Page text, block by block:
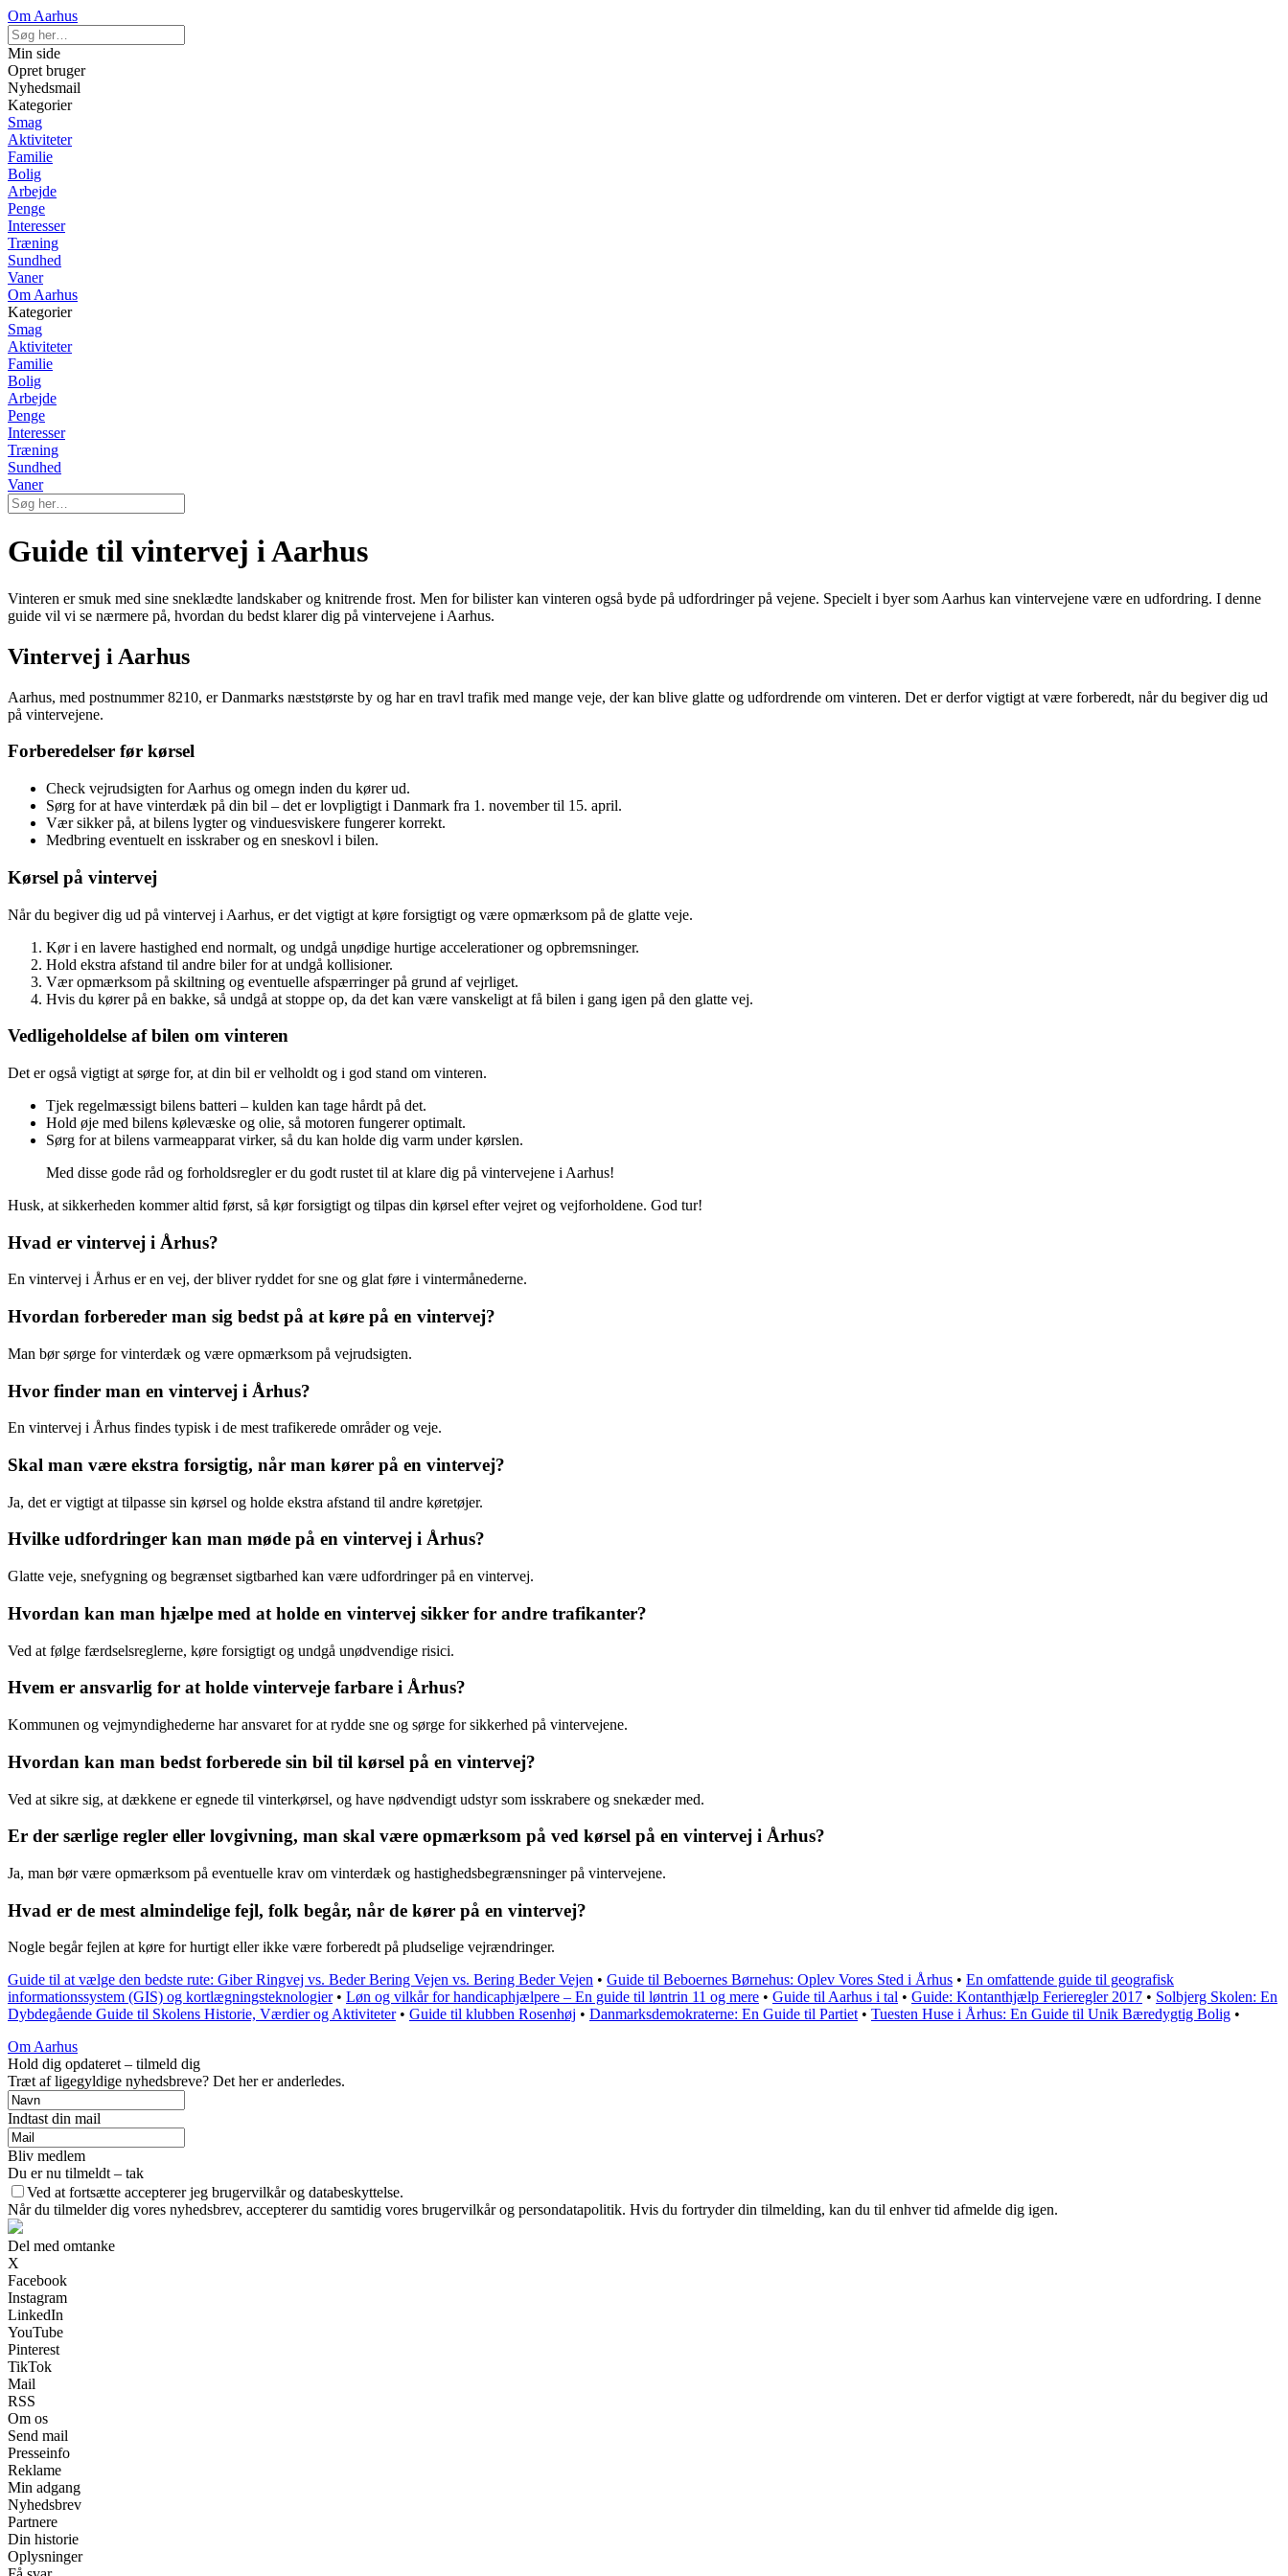
Om Aarhus
Min side
Opret bruger
Nyhedsmail
Kategorier
Smag
Aktiviteter
Familie
Bolig
Arbejde
Penge
Interesser
Træning
Sundhed
Vaner
Om Aarhus
Kategorier
Smag
Aktiviteter
Familie
Bolig
Arbejde
Penge
Interesser
Træning
Sundhed
Vaner
Guide til vintervej i Aarhus
Vinteren er smuk med sine sneklædte landskaber og knitrende frost. Men for bilister kan vinteren også byde på udfordringer på vejene. Specielt i byer som Aarhus kan vintervejene være en udfordring. I denne
guide vil vi se nærmere på, hvordan du bedst klarer dig på vintervejene i Aarhus.
Vintervej i Aarhus
Aarhus, med postnummer 8210, er Danmarks næststørste by og har en travl trafik med mange veje, der kan blive glatte og udfordrende om vinteren. Det er derfor vigtigt at være forberedt, når du begiver dig ud
på vintervejene.
Forberedelser før kørsel
Check vejrudsigten for Aarhus og omegn inden du kører ud.
Sørg for at have vinterdæk på din bil – det er lovpligtigt i Danmark fra 1. november til 15. april.
Vær sikker på, at bilens lygter og vinduesviskere fungerer korrekt.
Medbring eventuelt en isskraber og en sneskovl i bilen.
Kørsel på vintervej
Når du begiver dig ud på vintervej i Aarhus, er det vigtigt at køre forsigtigt og være opmærksom på de glatte veje.
Kør i en lavere hastighed end normalt, og undgå unødige hurtige accelerationer og opbremsninger.
Hold ekstra afstand til andre biler for at undgå kollisioner.
Vær opmærksom på skiltning og eventuelle afspærringer på grund af vejrliget.
Hvis du kører på en bakke, så undgå at stoppe op, da det kan være vanskeligt at få bilen i gang igen på den glatte vej.
Vedligeholdelse af bilen om vinteren
Det er også vigtigt at sørge for, at din bil er velholdt og i god stand om vinteren.
Tjek regelmæssigt bilens batteri – kulden kan tage hårdt på det.
Hold øje med bilens kølevæske og olie, så motoren fungerer optimalt.
Sørg for at bilens varmeapparat virker, så du kan holde dig varm under kørslen.
Med disse gode råd og forholdsregler er du godt rustet til at klare dig på vintervejene i Aarhus!
Husk, at sikkerheden kommer altid først, så kør forsigtigt og tilpas din kørsel efter vejret og vejforholdene. God tur!
Hvad er vintervej i Århus?
En vintervej i Århus er en vej, der bliver ryddet for sne og glat føre i vintermånederne.
Hvordan forbereder man sig bedst på at køre på en vintervej?
Man bør sørge for vinterdæk og være opmærksom på vejrudsigten.
Hvor finder man en vintervej i Århus?
En vintervej i Århus findes typisk i de mest trafikerede områder og veje.
Skal man være ekstra forsigtig, når man kører på en vintervej?
Ja, det er vigtigt at tilpasse sin kørsel og holde ekstra afstand til andre køretøjer.
Hvilke udfordringer kan man møde på en vintervej i Århus?
Glatte veje, snefygning og begrænset sigtbarhed kan være udfordringer på en vintervej.
Hvordan kan man hjælpe med at holde en vintervej sikker for andre trafikanter?
Ved at følge færdselsreglerne, køre forsigtigt og undgå unødvendige risici.
Hvem er ansvarlig for at holde vinterveje farbare i Århus?
Kommunen og vejmyndighederne har ansvaret for at rydde sne og sørge for sikkerhed på vintervejene.
Hvordan kan man bedst forberede sin bil til kørsel på en vintervej?
Ved at sikre sig, at dækkene er egnede til vinterkørsel, og have nødvendigt udstyr som isskrabere og snekæder med.
Er der særlige regler eller lovgivning, man skal være opmærksom på ved kørsel på en vintervej i Århus?
Ja, man bør være opmærksom på eventuelle krav om vinterdæk og hastighedsbegrænsninger på vintervejene.
Hvad er de mest almindelige fejl, folk begår, når de kører på en vintervej?
Nogle begår fejlen at køre for hurtigt eller ikke være forberedt på pludselige vejrændringer.
Guide til at vælge den bedste rute: Giber Ringvej vs. Beder Bering Vejen vs. Bering Beder Vejen • Guide til Beboernes Børnehus: Oplev Vores Sted i Århus • En omfattende guide til geografisk
informationssystem (GIS) og kortlægningsteknologier• Løn og vilkår for handicaphjælpere – En guide til løntrin 11 og mere • Guide til Aarhus i tal • Guide: Kontanthjælp Ferieregler 2017 • Solbjerg Skolen: En
Dybdegående Guide til Skolens Historie, Værdier og Aktiviteter• Guide til klubben Rosenhøj • Danmarksdemokraterne: En Guide til Partiet • Tuesten Huse i Århus: En Guide til Unik Bæredygtig Bolig •
Om Aarhus
Hold dig opdateret – tilmeld dig
Træt af ligegyldige nyhedsbreve? Det her er anderledes.
Indtast din mail
Bliv medlem
Du er nu tilmeldt – tak
Ved at fortsætte accepterer jeg brugervilkår og databeskyttelse.
Når du tilmelder dig vores nyhedsbrev, accepterer du samtidig vores brugervilkår og persondatapolitik. Hvis du fortryder din tilmelding, kan du til enhver tid afmelde dig igen.
Del med omtanke
X
Facebook
Instagram
LinkedIn
YouTube
Pinterest
TikTok
Mail
RSS
Om os
Send mail
Presseinfo
Reklame
Min adgang
Nyhedsbrev
Partnere
Din historie
Oplysninger